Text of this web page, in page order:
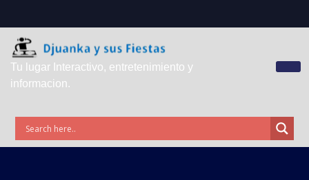
Tu lugar Interactivo, entretenimiento y
informacion.